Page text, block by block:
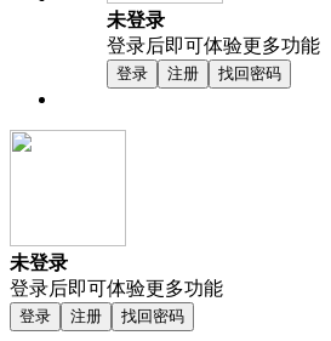
未登录
登录后即可体验更多功能
登录 注册 找回密码
未登录
登录后即可体验更多功能
登录 注册 找回密码